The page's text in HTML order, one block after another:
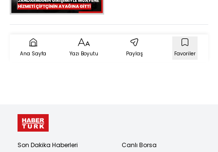
Ana Sayfa Yazı Boyutu Paylaş Favoriler
Son Dakika Haberleri
Canlı Borsa